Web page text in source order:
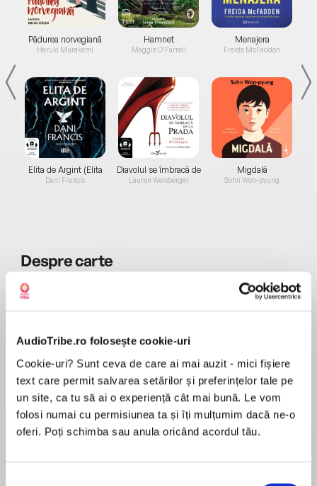
AudioTribe.ro folosește cookie-uri
Cookie-uri? Sunt ceva de care ai mai auzit - mici fișiere
text care permit salvarea setărilor și preferințelor tale pe
un site, ca tu să ai o experiență cât mai bună. Le vom
folosi numai cu permisiunea ta și îți mulțumim dacă ne-o
oferi. Poți schimba sau anula oricând acordul tău.
Pădurea norvegiană
Haruki Murakami
Elita de Argint (Elita
de...
Dani Francis
Hamnet
Maggie O'Farrell
Diavolul se îmbracă de
la...
Lauren Weisberger
Menajera
Freida McFadden
Migdală
Sohn Won-pyung
Desprecarte
Enter a world of superheroes and villains in this
action-packed comic caper from No.1
Robodog: the future of crime fighting!
Welcome to the city of Bedlam. Enter if you
dare!
MAI MULT
În acest moment nu există recenzii
pentru această carte